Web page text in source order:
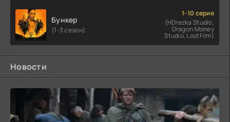
Бункер
(1-3 сезон)
1-10 серия
(HDrezka Studio,
Dragon Money
Studio, LostFilm)
Новости